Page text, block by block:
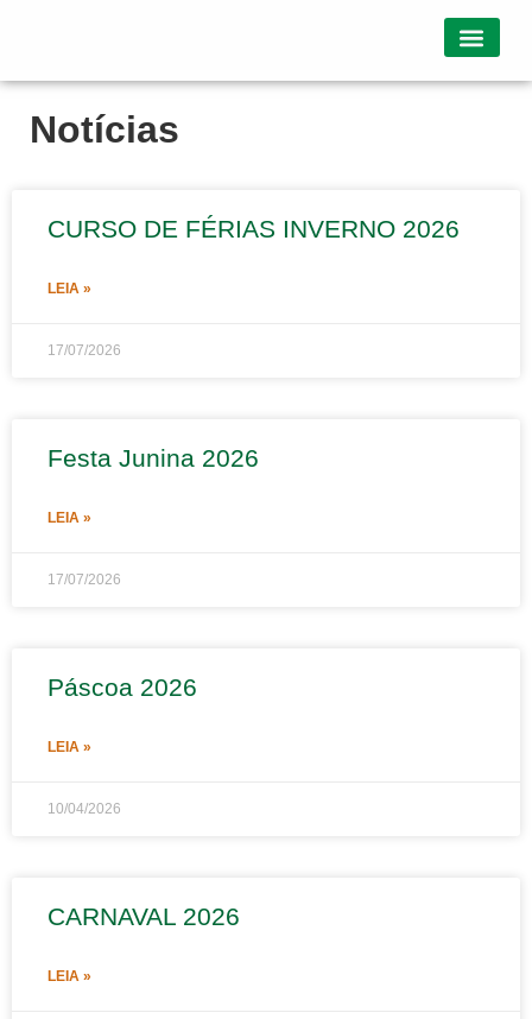
Notícias
CURSO DE FÉRIAS INVERNO 2026
LEIA »
17/07/2026
Festa Junina 2026
LEIA »
17/07/2026
Páscoa 2026
LEIA »
10/04/2026
CARNAVAL 2026
LEIA »